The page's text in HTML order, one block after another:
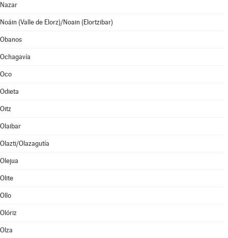
Nazar
Noáin (Valle de Elorz)/Noain (Elortzibar)
Obanos
Ochagavía
Oco
Odieta
Oitz
Olaibar
Olazti/Olazagutía
Olejua
Olite
Ollo
Olóriz
Olza